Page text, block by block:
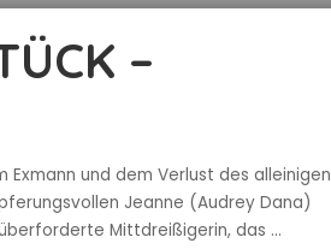
–
Exmann und dem Verlust des alleinigen
Jeanne (Audrey Dana)
Mittdreißigerin, das ...